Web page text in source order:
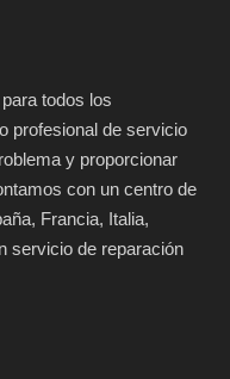
todos los
profesional de servicio
y proporcionar
con un centro de
Francia, Italia,
servicio de reparación